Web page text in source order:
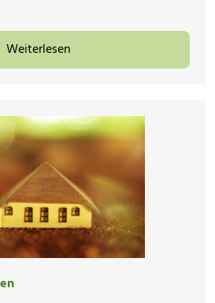
Weiterlesen